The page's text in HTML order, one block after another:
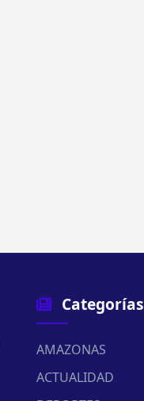
Categorías
AMAZONAS
ACTUALIDAD